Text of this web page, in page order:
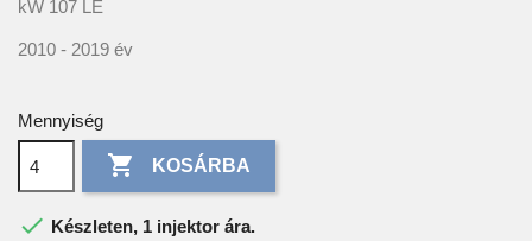
kW 107 LE
2010 - 2019 év
Mennyiség
 KOSÁRBA
 Készleten, 1 injektor ára.